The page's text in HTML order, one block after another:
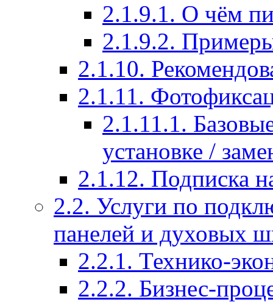
2.1.9.1. О чём
2.1.9.2.
2.1.10.
2.1.11.
2.1.11.1.
установке /
2.1.12. Подписка
2.2. Услуги по
панелей и духовых
2.2.1. Технико-
2.2.2. Бизнес-